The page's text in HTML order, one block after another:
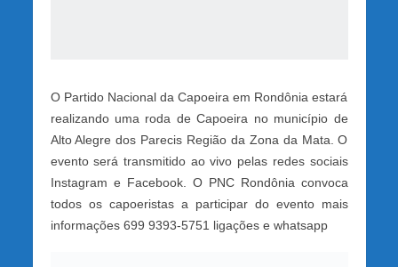
O Partido Nacional da Capoeira em Rondônia estará
realizando uma roda de Capoeira no município de
Alto Alegre dos Parecis Região da Zona da Mata. O
evento será transmitido ao vivo pelas redes sociais
Instagram e Facebook. O PNC Rondônia convoca
todos os capoeristas a participar do evento mais
informações 699 9393-5751 ligações e whatsapp